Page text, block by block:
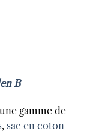
B
gamme de
, sac en coton